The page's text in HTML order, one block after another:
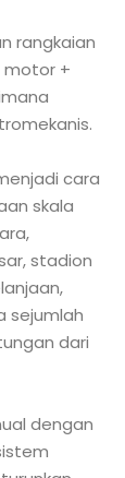
rangkaian
motor +
cara
skala
stadion
sejumlah
dari
dengan